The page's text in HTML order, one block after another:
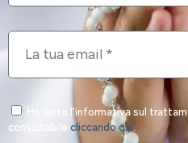
Ho letto l'informativa sul
consultabile cliccando qui.